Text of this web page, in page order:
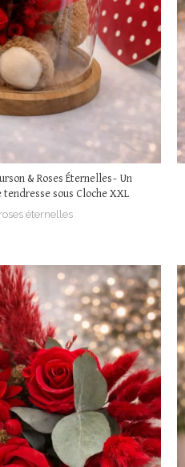
& Roses Éternelles– Un
tendresse sous Cloche XXL
roses éternelles